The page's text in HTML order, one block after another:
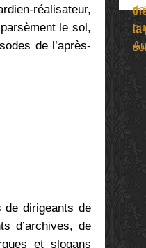
réalisateur,
le sol,
de l’après-
de dirigeants de
d’archives, de
et slogans